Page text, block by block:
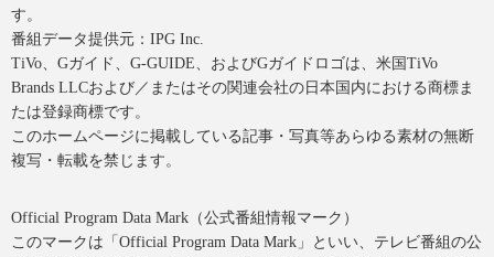
す。
番組データ提供元：IPG Inc.
TiVo、Gガイド、G-GUIDE、およびGガイドロゴは、米国TiVo
Brands LLCおよび／またはその関連会社の日本国内における商標ま
たは登録商標です。
このホームページに掲載している記事・写真等あらゆる素材の無断
複写・転載を禁じます。
Official Program Data Mark（公式番組情報マーク）
このマークは「Official Program Data Mark」といい、テレビ番組の公